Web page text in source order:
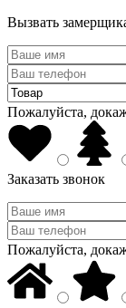
Вызвать
Пожалуйста,
Заказать звонок
Пожалуйста,